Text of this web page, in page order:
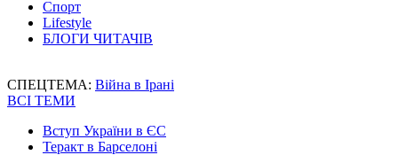
Спорт
Lifestyle
БЛОГИ ЧИТАЧІВ
СПЕЦТЕМА: Війна в Ірані
ВСІ ТЕМИ
Вступ України в ЄС
Теракт в Барселоні